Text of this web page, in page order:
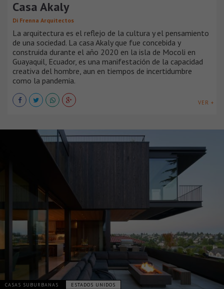
Casa Akaly
Di Frenna Arquitectos
La arquitectura es el reflejo de la cultura y el pensamiento
de una sociedad. La casa Akaly que fue concebida y
construida durante el año 2020 en la isla de Mocoli en
Guayaquil, Ecuador, es una manifestación de la capacidad
creativa del hombre, aun en tiempos de incertidumbre
como la pandemia.
VER +
CASAS SUBURBANAS ESTADOS UNIDOS